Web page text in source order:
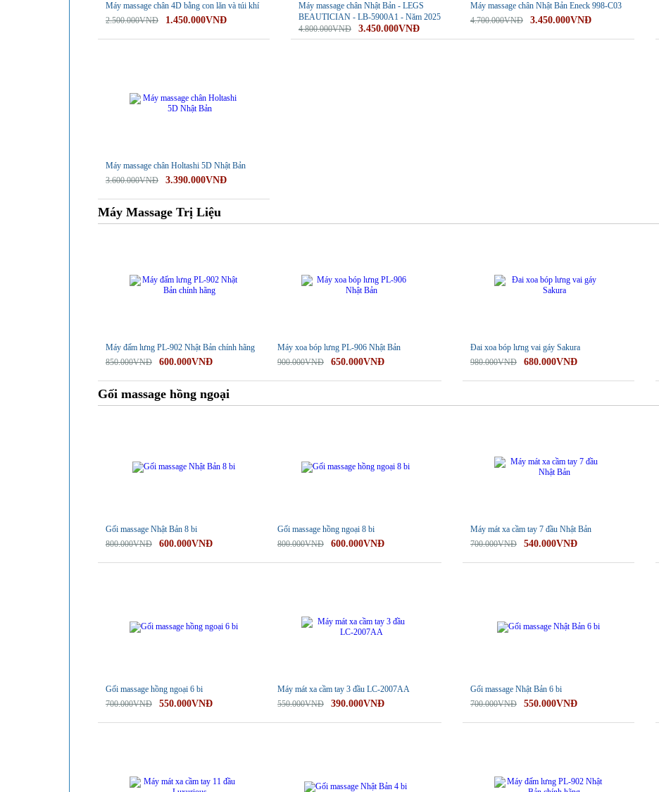
Máy massage chân 4D bằng con lăn và túi khí
2.500.000VNĐ
1.450.000VNĐ
Máy massage chân Nhật Bản - LEGS
BEAUTICIAN - LB-5900A1 - Năm 2025
4.800.000VNĐ
3.450.000VNĐ
Máy massage chân Nhật Bản Eneck 998-C03
4.700.000VNĐ
3.450.000VNĐ
Máy massage chân Holtashi 5D Nhật Bản
3.600.000VNĐ
3.390.000VNĐ
Máy Massage Trị Liệu
Máy đấm lưng PL-902 Nhật Bản chính hãng
850.000VNĐ
600.000VNĐ
Máy xoa bóp lưng PL-906 Nhật Bản
900.000VNĐ
650.000VNĐ
Đai xoa bóp lưng vai gáy Sakura
980.000VNĐ
680.000VNĐ
Gối massage hồng ngoại
Gối massage Nhật Bản 8 bi
800.000VNĐ
600.000VNĐ
Gối massage hồng ngoại 8 bi
800.000VNĐ
600.000VNĐ
Máy mát xa cầm tay 7 đầu Nhật Bản
700.000VNĐ
540.000VNĐ
Gối massage hồng ngoại 6 bi
700.000VNĐ
550.000VNĐ
Máy mát xa cầm tay 3 đầu LC-2007AA
550.000VNĐ
390.000VNĐ
Gối massage Nhật Bản 6 bi
700.000VNĐ
550.000VNĐ